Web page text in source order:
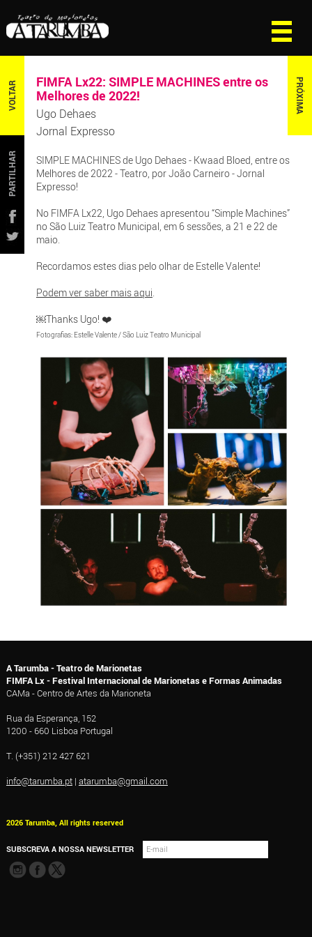
VOLTAR PRÓXIMA
PARTILHAR
FIMFA Lx22: SIMPLE MACHINES entre os
Melhores de 2022!
Ugo Dehaes
Jornal Expresso
SIMPLE MACHINES de Ugo Dehaes - Kwaad Bloed, entre os
Melhores de 2022 - Teatro, por João Carneiro - Jornal
Expresso!
No FIMFA Lx22, Ugo Dehaes apresentou “Simple Machines”
no São Luiz Teatro Municipal, em 6 sessões, a 21 e 22 de
maio.
Recordamos estes dias pelo olhar de Estelle Valente!
Podem ver saber mais aqui
￼Thanks Ugo! ❤️
Fotografias: Estelle Valente / São Luiz Teatro Municipal
A Tarumba - Teatro de Marionetas
FIMFA Lx - Festival Internacional de Marionetas e Formas Animadas
CAMa - Centro de Artes da Marioneta
Rua da Esperança, 152
1200 - 660 Lisboa Portugal
T. (+351) 212 427 621
info@tarumba.pt| atarumba@gmail.com
2026 Tarumba, All rights reserved
SUBSCREVA A NOSSA NEWSLETTER